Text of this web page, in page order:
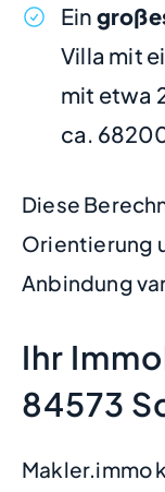
Ein
Villa mit
mit etwa
ca.
Diese
Orientierung
Anbindung
Ihr
84573
Makler.immo